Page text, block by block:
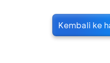
Kembali ke